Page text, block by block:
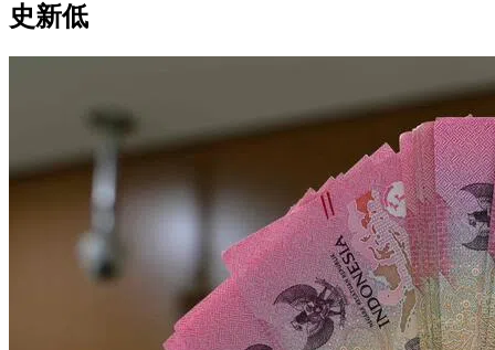
史新低